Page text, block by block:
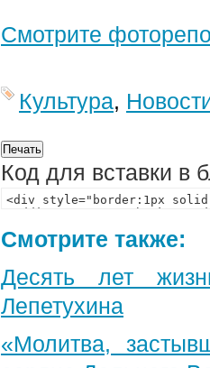
Смотрите
Культура,
Код для вставки в
Смотрите также:
Десять лет
Лепетухина
«Молитва,